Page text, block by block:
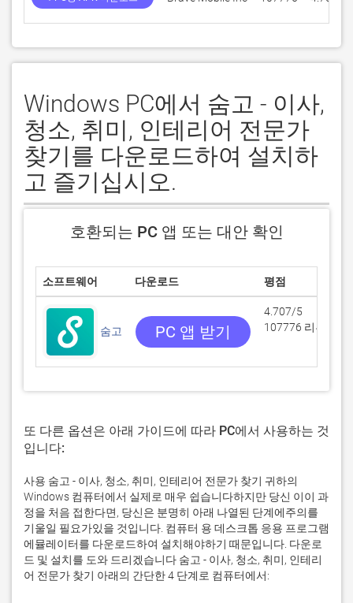
Windows PC에서 숨고 - 이사,
청소, 취미, 인테리어 전문가
찾기를 다운로드하여 설치하
고 즐기십시오.
호환되는 PC 앱 또는 대안 확인
소프트웨어 다운로드 평점
숨고 PC 앱 받기
4.707/5
107776 리뷰
또 다른 옵션은 아래 가이드에 따라 PC에서 사용하는 것
입니다:
사용 숨고 - 이사, 청소, 취미, 인테리어 전문가 찾기 귀하의
Windows 컴퓨터에서 실제로 매우 쉽습니다하지만 당신 이이 과
정을 처음 접한다면, 당신은 분명히 아래 나열된 단계에주의를
기울일 필요가있을 것입니다. 컴퓨터 용 데스크톱 응용 프로그램
에뮬레이터를 다운로드하여 설치해야하기 때문입니다. 다운로
드 및 설치를 도와 드리겠습니다 숨고 - 이사, 청소, 취미, 인테리
어 전문가 찾기 아래의 간단한 4 단계로 컴퓨터에서: